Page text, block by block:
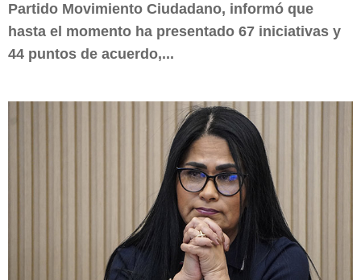
Partido Movimiento Ciudadano, informó que
hasta el momento ha presentado 67 iniciativas y
44 puntos de acuerdo,...